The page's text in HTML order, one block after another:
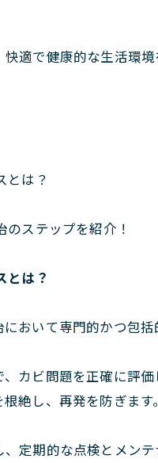
適で健康的な生活環
とは？
ステップを紹介！
とは？
おいて専門的かつ包括
カビ問題を正確に評
絶し、再発を防ぎます。
定期的な点検とメン